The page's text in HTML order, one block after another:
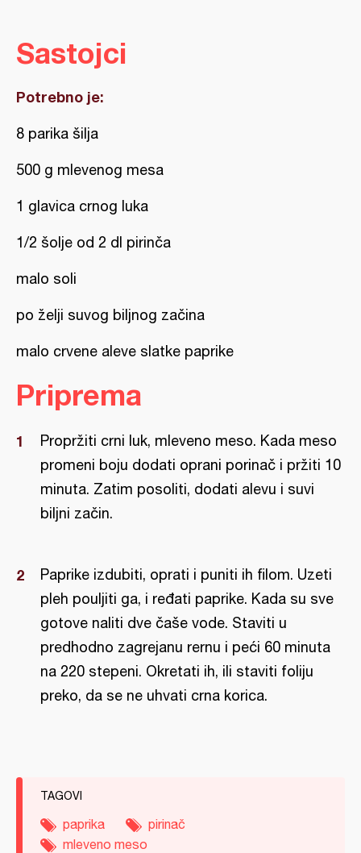
Sastojci
Potrebno je:
8 parika šilja
500 g mlevenog mesa
1 glavica crnog luka
1/2 šolje od 2 dl pirinča
malo soli
po želji suvog biljnog začina
malo crvene aleve slatke paprike
Priprema
Propržiti crni luk, mleveno meso. Kada meso
promeni boju dodati oprani porinač i pržiti 10
minuta. Zatim posoliti, dodati alevu i suvi
biljni začin.
Paprike izdubiti, oprati i puniti ih filom. Uzeti
pleh pouljiti ga, i ređati paprike. Kada su sve
gotove naliti dve čaše vode. Staviti u
predhodno zagrejanu rernu i peći 60 minuta
na 220 stepeni. Okretati ih, ili staviti foliju
preko, da se ne uhvati crna korica.
TAGOVI
paprika
pirinač
mleveno meso